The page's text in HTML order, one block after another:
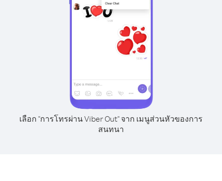
เลือก "การโทรผ่าน Viber Out" จาก เมนูส่วนหัวของการ
สนทนา